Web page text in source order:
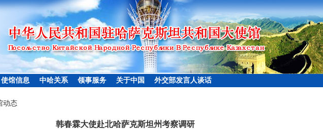
使馆信息 中哈关系 领事服务 关于中国 外交部发言人谈话
动态
韩春霖大使赴北哈萨克斯坦州考察调研